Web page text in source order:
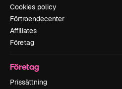
Cookies policy
Förtroendecenter
Affiliates
Företag
Företag
Prissättning